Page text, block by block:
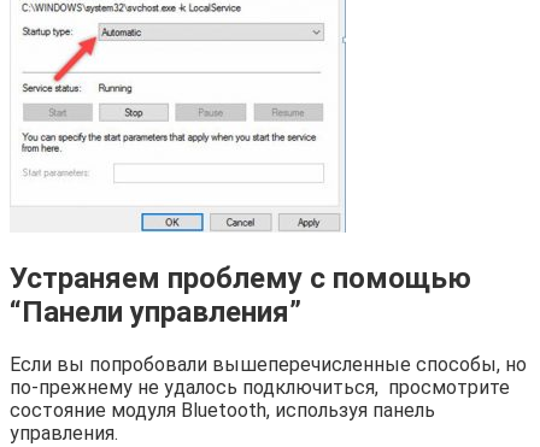
Устраняем проблему с помощью
“Панели управления”
Если вы попробовали вышеперечисленные способы, но
по-прежнему не удалось подключиться, просмотрите
состояние модуля Bluetooth, используя панель
управления.